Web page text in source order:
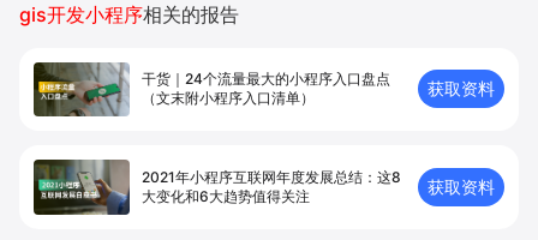
gis开发小程序相关的报告
干货｜24个流量最大的小程序入口盘点
（文末附小程序入口清单）
获取资料
2021年小程序互联网年度发展总结：这8
大变化和6大趋势值得关注
获取资料